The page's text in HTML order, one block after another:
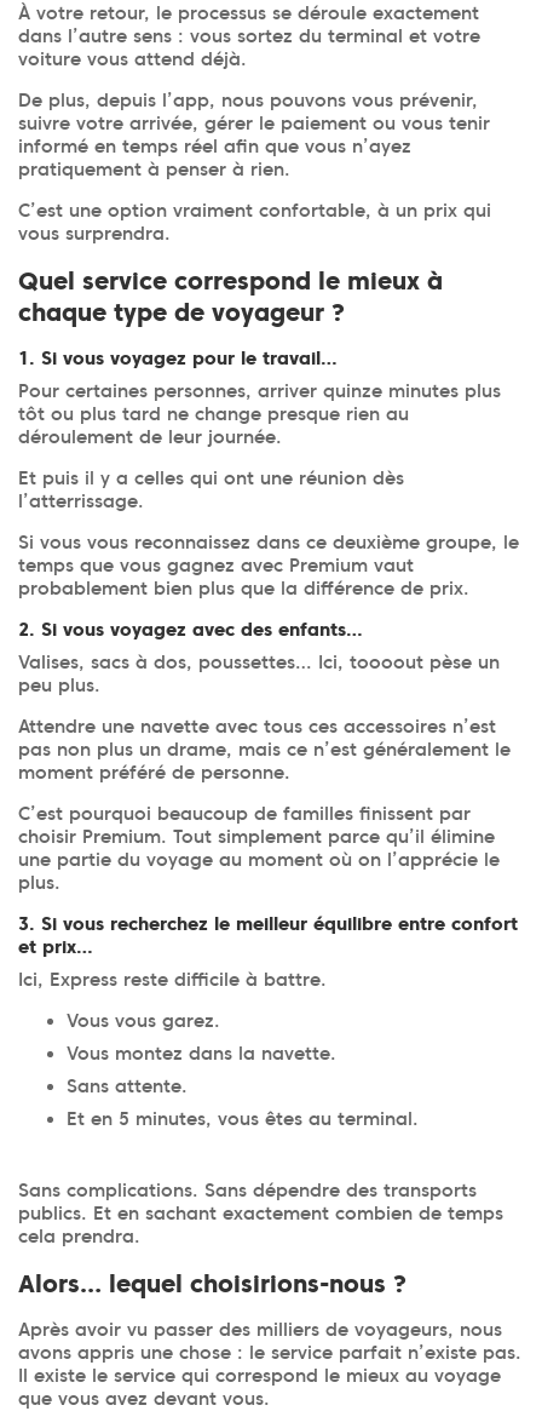
À votre retour, le processus se déroule exactement
dans l’autre sens : vous sortez du terminal et votre
voiture vous attend déjà.
De plus, depuis l’app, nous pouvons vous prévenir,
suivre votre arrivée, gérer le paiement ou vous tenir
informé en temps réel afin que vous n’ayez
pratiquement à penser à rien.
C’est une option vraiment confortable, à un prix qui
vous surprendra.
Quel service correspond le mieux à
chaque type de voyageur ?
1. Si vous voyagez pour le travail…
Pour certaines personnes, arriver quinze minutes plus
tôt ou plus tard ne change presque rien au
déroulement de leur journée.
Et puis il y a celles qui ont une réunion dès
l’atterrissage.
Si vous vous reconnaissez dans ce deuxième groupe, le
temps que vous gagnez avec Premium vaut
probablement bien plus que la différence de prix.
2. Si vous voyagez avec des enfants…
Valises, sacs à dos, poussettes… Ici, toooout pèse un
peu plus.
Attendre une navette avec tous ces accessoires n’est
pas non plus un drame, mais ce n’est généralement le
moment préféré de personne.
C’est pourquoi beaucoup de familles finissent par
choisir Premium. Tout simplement parce qu’il élimine
une partie du voyage au moment où on l’apprécie le
plus.
3. Si vous recherchez le meilleur équilibre entre confort
et prix…
Ici, Express reste difficile à battre.
Vous vous garez.
Vous montez dans la navette.
Sans attente.
Et en 5 minutes, vous êtes au terminal.
Sans complications. Sans dépendre des transports
publics. Et en sachant exactement combien de temps
cela prendra.
Alors… lequel choisirions-nous ?
Après avoir vu passer des milliers de voyageurs, nous
avons appris une chose : le service parfait n’existe pas.
Il existe le service qui correspond le mieux au voyage
que vous avez devant vous.